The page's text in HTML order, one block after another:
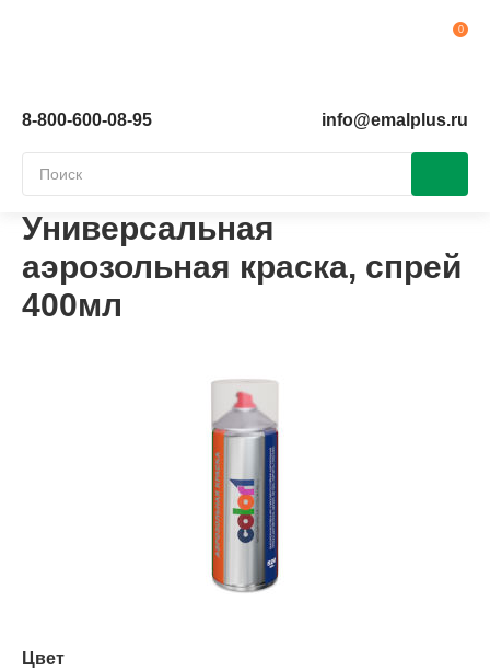
8-800-600-08-95 info@emalplus.ru
Универсальная
аэрозольная краска, спрей
400мл
Цвет